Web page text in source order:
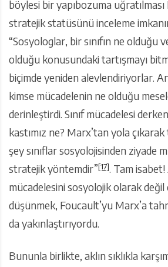
böylesi bir yapıbozuma
stratejik statüsünü inceleme
“Sosyologlar, bir sınıfın ne olduğu
olduğu konusundaki tartışmayı
biçimde yeniden alevlendiriyorlar.
kimse mücadelenin ne olduğu
derinleştirdi. Sınıf mücadelesi
kastımız ne? Marx’tan yola
şey sınıflar sosyolojisinden ziyade
stratejik yöntemdir”[17]. Tam isabet!
mücadelesini sosyolojik olarak
düşünmek, Foucault’yu Marx’a
da yakınlaştırıyordu.
Bununla birlikte, aklın sıklıkla